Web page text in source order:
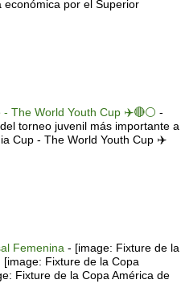
económica por el Superior
The World Youth Cup ✈️🔴⚪️ -
torneo juvenil más importante a
Cup - The World Youth Cup ✈️
Femenina - [image: Fixture de la
Fixture de la Copa
Fixture de la Copa América de